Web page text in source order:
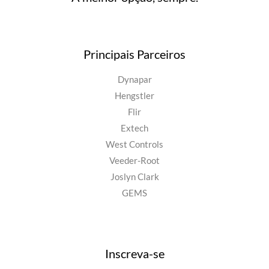
Principais Parceiros
Dynapar
Hengstler
Flir
Extech
West Controls
Veeder-Root
Joslyn Clark
GEMS
Inscreva-se